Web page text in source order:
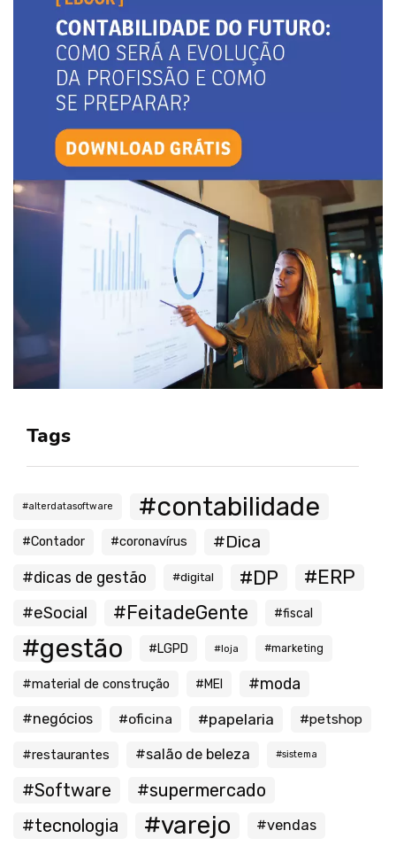
Tags
#alterdatasoftware #contabilidade
#Contador #coronavírus #Dica
#dicas de gestão #digital #DP #ERP
#eSocial #FeitadeGente #fiscal
#gestão #LGPD #loja #marketing
#material de construção #MEI #moda
#negócios #oficina #papelaria #petshop
#restaurantes #salão de beleza #sistema
#Software
#supermercado
#tecnologia
#varejo #vendas